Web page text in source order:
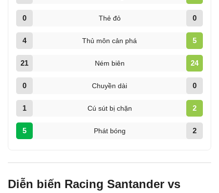
0 Thẻ đỏ 0
4 Thủ môn cản phá 5
21 Ném biên 24
0 Chuyền dài 0
1 Cú sút bị chặn 2
5 Phát bóng 2
Diễn biến Racing Santander vs